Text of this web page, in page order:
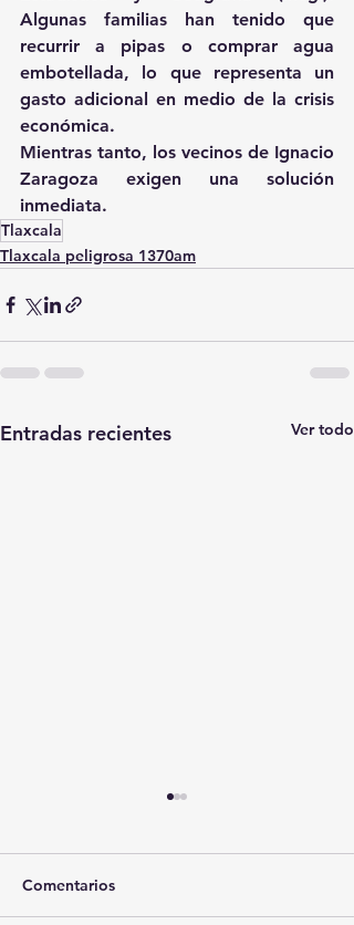
Algunas familias han tenido que
recurrir a pipas o comprar agua
embotellada, lo que representa un
gasto adicional en medio de la crisis
económica.
Mientras tanto, los vecinos de Ignacio
Zaragoza exigen una solución
inmediata.
Tlaxcala
Tlaxcala peligrosa 1370am
Entradas recientes Ver todo
Comentarios